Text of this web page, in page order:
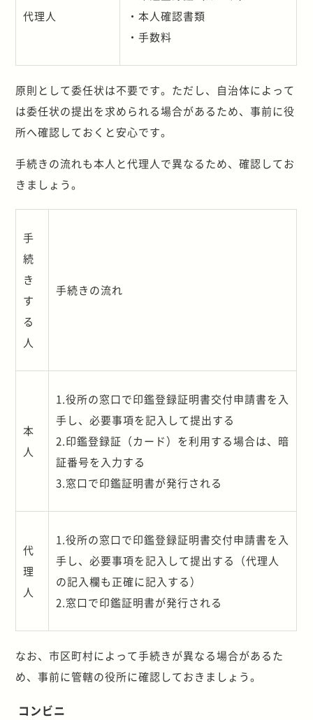
代理人
・本人確認書類
・手数料
原則として委任状は不要です。ただし、自治体によって
は委任状の提出を求められる場合があるため、事前に役
所へ確認しておくと安心です。
手続きの流れも本人と代理人で異なるため、確認してお
きましょう。
手
続
き
す
る
人
手続きの流れ
本
人
1.役所の窓口で印鑑登録証明書交付申請書を入
手し、必要事項を記入して提出する
2.印鑑登録証（カード）を利用する場合は、暗
証番号を入力する
3.窓口で印鑑証明書が発行される
代
理
人
1.役所の窓口で印鑑登録証明書交付申請書を入
手し、必要事項を記入して提出する（代理人
の記入欄も正確に記入する）
2.窓口で印鑑証明書が発行される
なお、市区町村によって手続きが異なる場合があるた
め、事前に管轄の役所に確認しておきましょう。
コンビニ